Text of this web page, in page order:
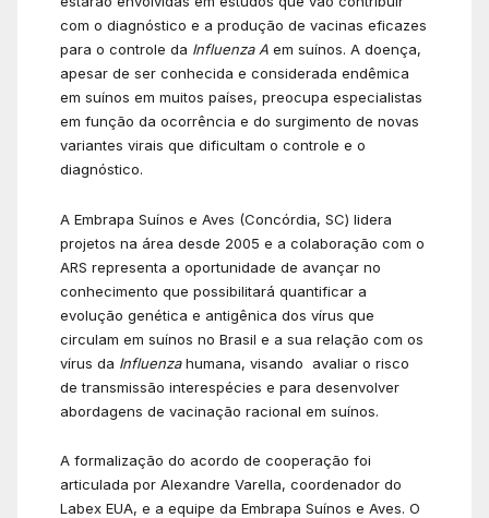
com o diagnóstico e a produção de vacinas eficazes
para o controle da Influenza A em suínos. A doença,
apesar de ser conhecida e considerada endêmica
em suínos em muitos países, preocupa especialistas
em função da ocorrência e do surgimento de novas
variantes virais que dificultam o controle e o
diagnóstico.
A Embrapa Suínos e Aves (Concórdia, SC) lidera
projetos na área desde 2005 e a colaboração com o
ARS representa a oportunidade de avançar no
conhecimento que possibilitará quantificar a
evolução genética e antigênica dos vírus que
circulam em suínos no Brasil e a sua relação com os
vírus da Influenzahumana, visando avaliar o risco
de transmissão interespécies e para desenvolver
abordagens de vacinação racional em suínos.
A formalização do acordo de cooperação foi
articulada por Alexandre Varella, coordenador do
Labex EUA, e a equipe da Embrapa Suínos e Aves. O